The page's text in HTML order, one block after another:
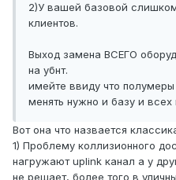
2)У вашей базовой
клиентов.
Выход замена ВСЕГО
на убнт.
имейте ввиду что полумеры
менять нужно и базу и всех
Вот она что назвается
1) Проблему коллизионного
нагружают uplink канал а у
не решает, более того в